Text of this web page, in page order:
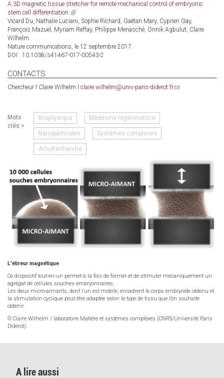
A 3D magnetic tissue stretcher for remote mechanical control of embryonic
stem cell differentiation. (link
is
external)
Vicard Du, Nathalie Luciani, Sophie Richard, Gaëtan Mary, Cyprien Gay,
François Mazuel, Myriam Reffay, Philippe Menasché, Onnik Agbulut, Claire
Wilhelm.
Nature communications, le 12 septembre 2017.
DOI : 10.1038/s41467-017-00543-2
CONTACTS
Chercheur l Claire Wilhelm l claire.wilhelm@univ-paris-diderot.fr(link
Mots
clés >
Biophysique Médecine régénératrice
Nanoparticules Systèmes complexes
ActuRecherche
L’étireur magnétique
Ce dispositif tout-en-un permet à la fois de former et de stimuler mécaniquement un
agrégat de cellules souches embryonnaires.
Les deux micro-aimants, dont l’un est mobile, encadrent le corps embryoïde obtenu et
la stimulation cyclique peut être adaptée selon le type de tissu que l’on souhaite
obtenir.
© Claire Wilhelm / laboratoire Matière et systèmes complexes (CNRS/Université Paris
Diderot).
A lire aussi